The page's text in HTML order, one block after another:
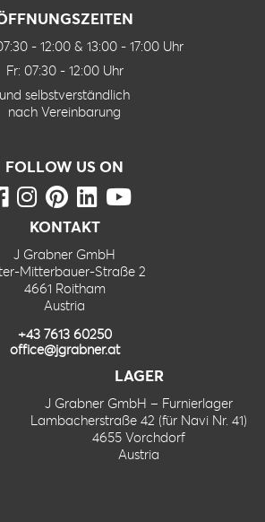
- 12:00 & 13:00 - 17:00 Uhr
Fr: 07:30 - 12:00 Uhr
und selbstverständlich
nach Vereinbarung
FOLLOW US ON
KONTAKT
J Grabner GmbH
Mitterbauer-Straße 2
4661 Roitham
Austria
+43 7613 60250
office@jgrabner.at
LAGER
J Grabner GmbH – Furnierlager
Lambacherstraße 42 (für Navi Nr. 41)
4655 Vorchdorf
Austria